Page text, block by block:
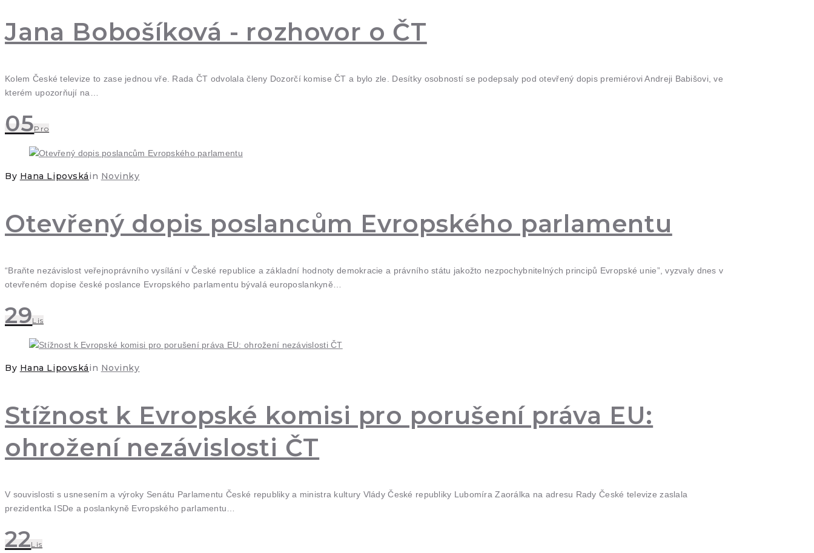
Jana Bobošíková - rozhovor o ČT
Kolem České televize to zase jednou vře. Rada ČT odvolala členy Dozorčí komise ČT a bylo zle. Desítky osobností se podepsaly pod otevřený dopis premiérovi Andreji Babišovi, ve
kterém upozorňují na…
05Pro
By Hana Lipovskáin Novinky
Otevřený dopis poslancům Evropského parlamentu
“Braňte nezávislost veřejnoprávního vysílání v České republice a základní hodnoty demokracie a právního státu jakožto nezpochybnitelných principů Evropské unie”, vyzvaly dnes v
otevřeném dopise české poslance Evropského parlamentu bývalá europoslankyně…
29Lis
By Hana Lipovskáin Novinky
Stížnost k Evropské komisi pro porušení práva EU:
ohrožení nezávislosti ČT
V souvislosti s usnesením a výroky Senátu Parlamentu České republiky a ministra kultury Vlády České republiky Lubomíra Zaorálka na adresu Rady České televize zaslala
prezidentka ISDe a poslankyně Evropského parlamentu…
22Lis